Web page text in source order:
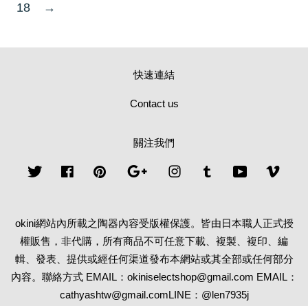
18
→
快速連結
Contact us
關注我們
Twitter FacebookPinterest Google InstagramTumblr YouTube
okini網站內所載之陶器內容受版權保護。皆由日本職人正式授
權販售，非代購，所有商品不可任意下載、複製、複印、編
輯、發表、提供或經任何渠道發布本網站或其全部或任何部分
內容。聯絡方式 EMAIL：okiniselectshop@gmail.com EMAIL：
cathyashtw@gmail.comLINE：@len7935j